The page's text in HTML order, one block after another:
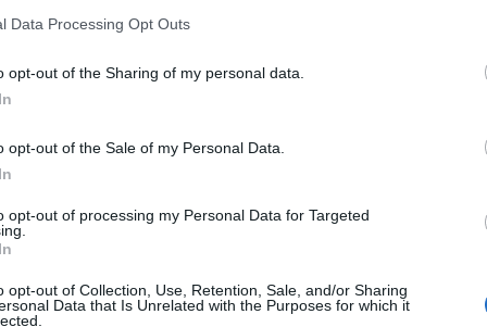
Data Processing Opt Outs
opt-out of the Sharing of my personal data.
opt-out of the Sale of my Personal Data.
opt-out of processing my Personal Data for Targeted
opt-out of Collection, Use, Retention, Sale, and/or Sharing
Data that Is Unrelated with the Purposes for which it
Ez az összeg az MVF által folyósított utolsó kör, amellyel
elnöke volt, így nyilatkozott:...
portfolio.hu hírarchívumához tartozik, melynek olvasása
tartalmazza:
elmúlt 2 év napon belüli